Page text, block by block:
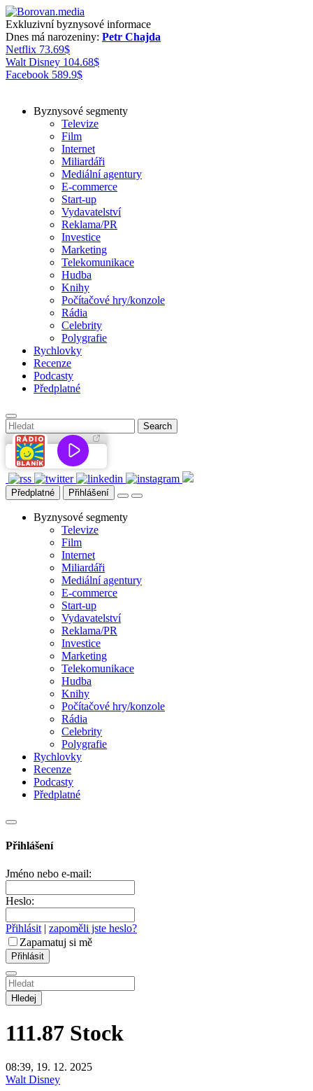
Exkluzivní byznysové informace
Dnes má narozeniny: Petr Chajda
Netflix 73.69$
Walt Disney 104.68$
Facebook 589.9$
Byznysové segmenty
Televize
Film
Internet
Miliardáři
Mediální agentury
E-commerce
Start-up
Vydavatelství
Reklama/PR
Investice
Marketing
Telekomunikace
Hudba
Knihy
Počítačové hry/konzole
Rádia
Celebrity
Polygrafie
Rychlovky
Recenze
Podcasty
Předplatné
Předplatné Přihlášení
Byznysové segmenty
Televize
Film
Internet
Miliardáři
Mediální agentury
E-commerce
Start-up
Vydavatelství
Reklama/PR
Investice
Marketing
Telekomunikace
Hudba
Knihy
Počítačové hry/konzole
Rádia
Celebrity
Polygrafie
Rychlovky
Recenze
Podcasty
Předplatné
Přihlášení
Jméno nebo e-mail:
Heslo:
Přihlásit | zapoměli jste heslo?
Zapamatuj si mě
Hledej
111.87 Stock
08:39, 19. 12. 2025
Walt Disney